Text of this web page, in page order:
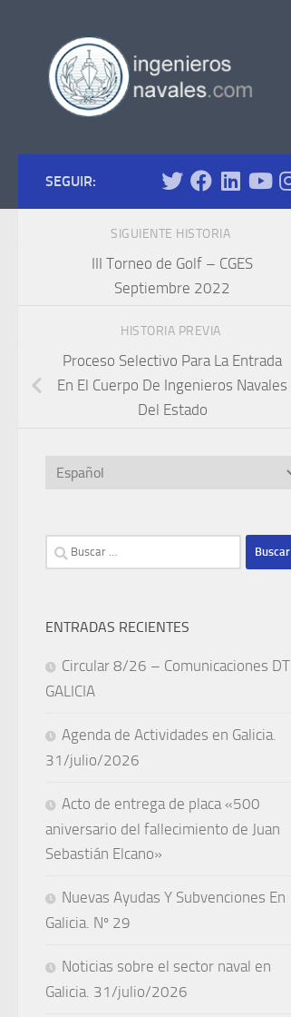
SEGUIR:
SIGUIENTE HISTORIA
III Torneo de Golf – CGES
Septiembre 2022
HISTORIA PREVIA
Proceso Selectivo Para La Entrada
En El Cuerpo De Ingenieros Navales
Del Estado
Elegir
Buscar:
ENTRADAS RECIENTES
Circular 8/26 – Comunicaciones DT
GALICIA
Agenda de Actividades en Galicia.
31/julio/2026
Acto de entrega de placa «500
aniversario del fallecimiento de Juan
Sebastián Elcano»
Nuevas Ayudas Y Subvenciones En
Galicia. Nº 29
Noticias sobre el sector naval en
Galicia. 31/julio/2026